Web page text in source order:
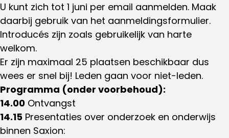
U kunt zich tot 1 juni per email aanmelden. Maak
daarbij gebruik van het aanmeldingsformulier.
Introducés zijn zoals gebruikelijk van harte
welkom.
Er zijn maximaal 25 plaatsen beschikbaar dus
wees er snel bij! Leden gaan voor niet-leden.
Programma (onder voorbehoud):
14.00 Ontvangst
14.15 Presentaties over onderzoek en onderwijs
binnen Saxion: